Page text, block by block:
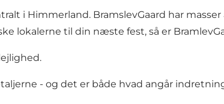
i Himmerland. BramslevGaard har
lokalerne til din næste fest, så er
- og det er både hvad angår